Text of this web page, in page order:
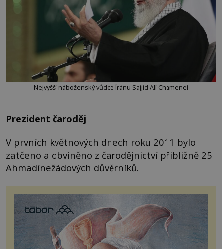
Nejvyšší náboženský vůdce Íránu Sajjid Alí Chameneí
Prezident čaroděj
V prvních květnových dnech roku 2011 bylo
zatčeno a obviněno z čarodějnictví přibližně 25
Ahmadínežádových důvěrníků.